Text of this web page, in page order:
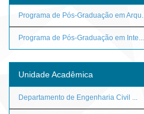
Programa de Pós-Graduação em Arqu...
Programa de Pós-Graduação em Inte...
Unidade Acadêmica
Departamento de Engenharia Civil ...